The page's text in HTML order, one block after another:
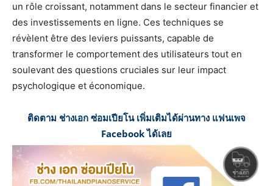
un rôle croissant, notamment dans le secteur financier et
des investissements en ligne. Ces techniques se
révèlent être des leviers puissants, capable de
transformer le comportement des utilisateurs tout en
soulevant des questions cruciales sur leur impact
psychologique et économique.
ติดตาม ช่างเอก ซ่อมเปียโน เพิ่มเติมได้ผ่านทาง แฟนเพจ
Facebook ได้เลย